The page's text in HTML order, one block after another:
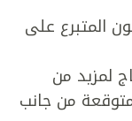
المتبرع على
لمزيد من
من جانب